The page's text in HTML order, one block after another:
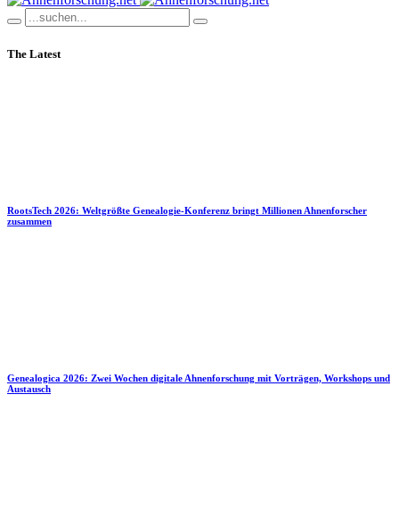
The Latest
RootsTech 2026: Weltgrößte Genealogie-Konferenz bringt Millionen Ahnenforscher
zusammen
Genealogica 2026: Zwei Wochen digitale Ahnenforschung mit Vorträgen, Workshops und
Austausch